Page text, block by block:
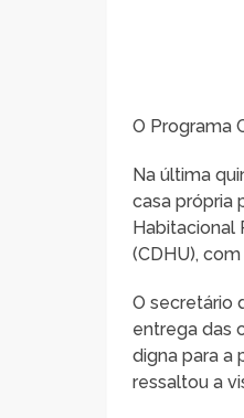
O Programa
Na última
casa própria
Habitacional
(CDHU),
O secretário
entrega das
digna para a
ressaltou a